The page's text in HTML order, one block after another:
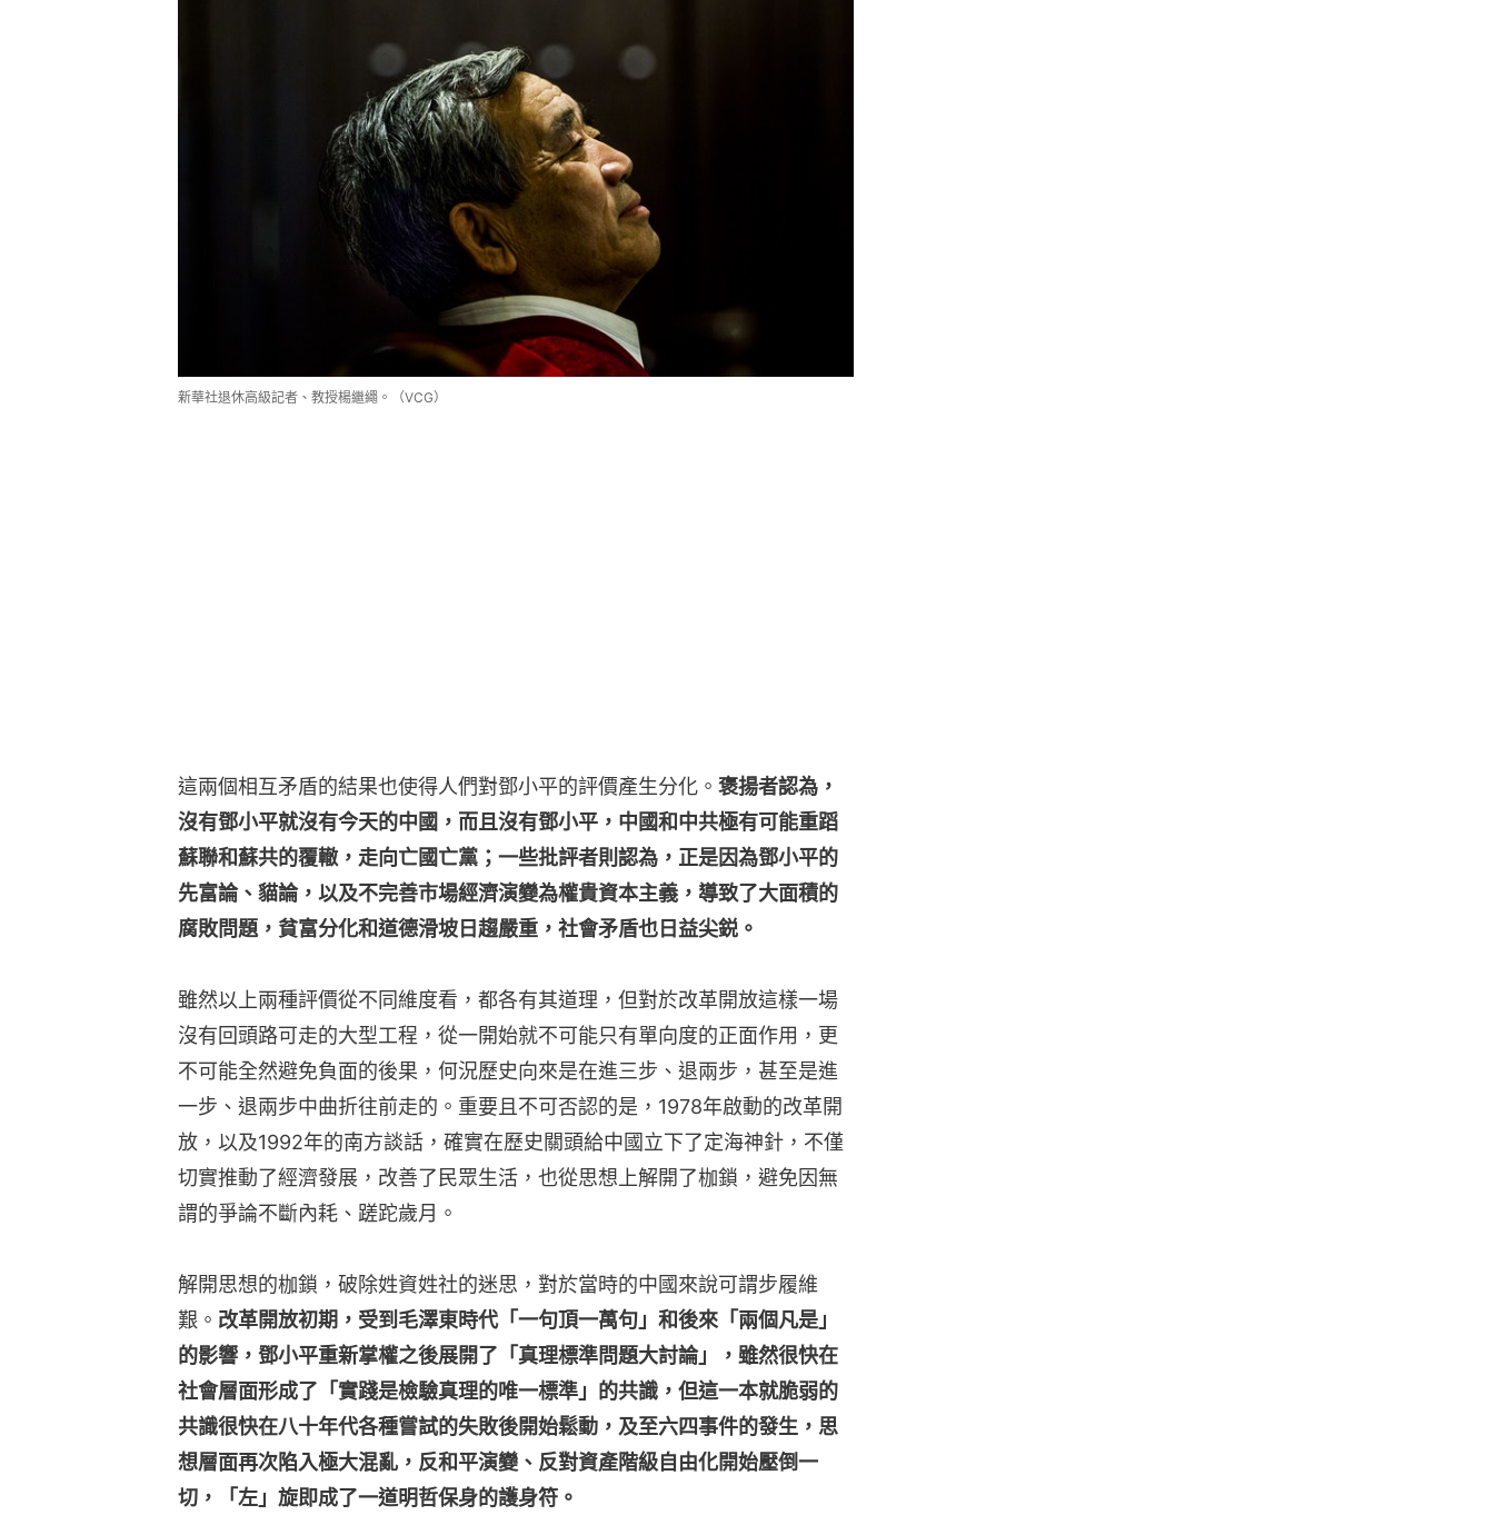
新華社退休高級記者、教授楊繼繩。（VCG）
這兩個相互矛盾的結果也使得人們對鄧小平的評價產生分化。 褒揚者認為，
沒有鄧小平就沒有今天的中國，而且沒有鄧小平，中國和中共極有可能重蹈
蘇聯和蘇共的覆轍，走向亡國亡黨；一些批評者則認為，正是因為鄧小平的
先富論、貓論，以及不完善市場經濟演變為權貴資本主義，導致了大面積的
腐敗問題，貧富分化和道德滑坡日趨嚴重，社會矛盾也日益尖鋭。
雖然以上兩種評價從不同維度看，都各有其道理，但對於改革開放這樣一場
沒有回頭路可走的大型工程，從一開始就不可能只有單向度的正面作用，更
不可能全然避免負面的後果，何況歷史向來是在進三步、退兩步，甚至是進
一步、退兩步中曲折往前走的。重要且不可否認的是，1978年啟動的改革開
放，以及1992年的南方談話，確實在歷史關頭給中國立下了定海神針，不僅
切實推動了經濟發展，改善了民眾生活，也從思想上解開了枷鎖，避免因無
謂的爭論不斷內耗、蹉跎歲月。
解開思想的枷鎖，破除姓資姓社的迷思，對於當時的中國來說可謂步履維
艱。 改革開放初期，受到毛澤東時代「一句頂一萬句」和後來「兩個凡是」
的影響，鄧小平重新掌權之後展開了「真理標準問題大討論」，雖然很快在
社會層面形成了「實踐是檢驗真理的唯一標準」的共識，但這一本就脆弱的
共識很快在八十年代各種嘗試的失敗後開始鬆動，及至六四事件的發生，思
想層面再次陷入極大混亂，反和平演變、反對資產階級自由化開始壓倒一
切，「左」旋即成了一道明哲保身的護身符。